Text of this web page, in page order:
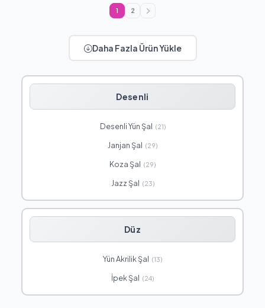
1 2
Daha Fazla Ürün Yükle
Desenli
Desenli Yün Şal (21)
Janjan Şal (29)
Koza Şal (29)
Jazz Şal (23)
Düz
Yün Akrilik Şal (13)
İpek Şal (24)